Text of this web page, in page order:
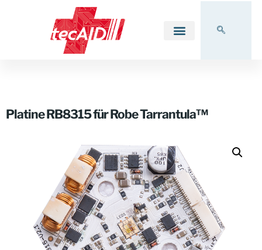
Platine RB8315 für Robe Tarrantula™